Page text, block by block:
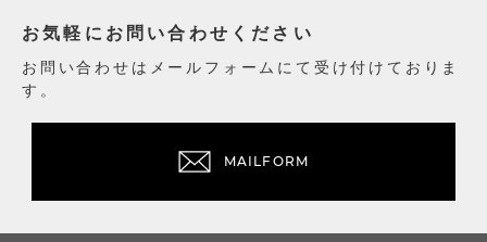
お気軽にお問い合わせください
お問い合わせはメールフォームにて受け付けておりま
す。
MAILFORM